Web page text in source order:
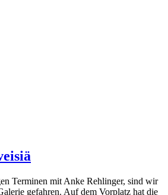
Terminen mit Anke Rehlinger, sind wir
gefahren. Auf dem Vorplatz hat die